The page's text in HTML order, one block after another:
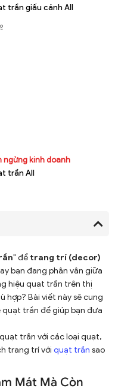
trần giấu cánh All
ngừng kinh doanh
trần All
" để trang trí (decor)
bạn đang phân vân giữa
hiệu quạt trần trên thị
hợp? Bài viết này sẽ cung
trần để giúp bạn đưa
trần với các loại quạt,
trang trí với quạt trần sao
Mát Mà Còn